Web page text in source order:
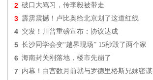
2 破口大骂习，传李毅被带走
3 霹雳震撼！卢比奥给北京划了这道红线
4 突发！川普重磅宣布：协议达成
5 长沙同学会变“越界现场” 15秒毁了两个家
6 海南封关刚落地，楼市先崩了
7 内幕！白宫数月前就与罗德里格斯兄妹密谋